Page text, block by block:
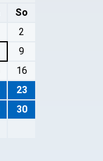
So
2
9
16
23
30